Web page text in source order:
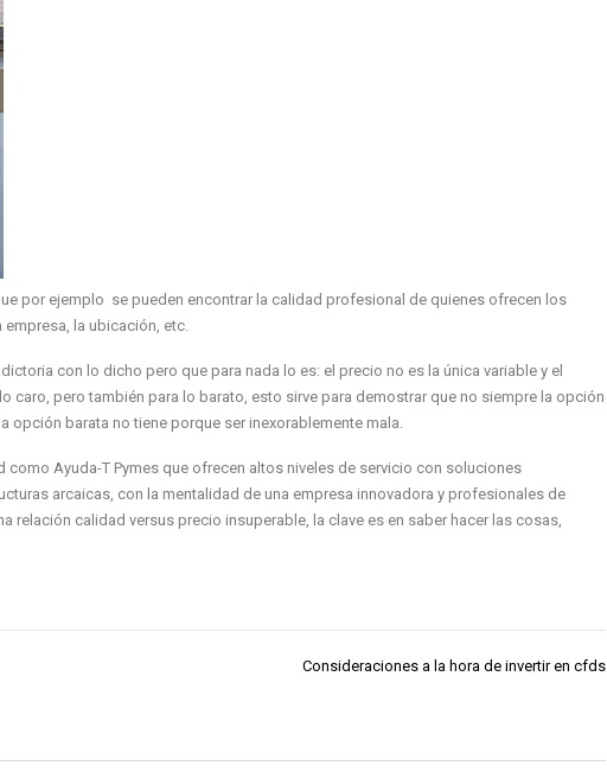
por ejemplo se pueden encontrar la calidad profesional de quienes ofrecen los
la ubicación, etc.
con lo dicho pero que para nada lo es: el precio no es la única variable y el
caro, pero también para lo barato, esto sirve para demostrar que no siempre la opción
opción barata no tiene porque ser inexorablemente mala.
como Ayuda-T Pymes que ofrecen altos niveles de servicio con soluciones
arcaicas, con la mentalidad de una empresa innovadora y profesionales de
relación calidad versus precio insuperable, la clave es en saber hacer las cosas,
Consideraciones a la hora de invertir en cfds